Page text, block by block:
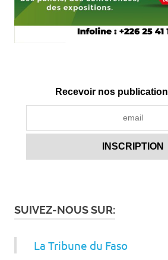
Recevoir nos
SUIVEZ-NOUS SUR:
La Tribune du Faso